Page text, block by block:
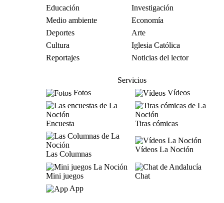
Educación
Investigación
Medio ambiente
Economía
Deportes
Arte
Cultura
Iglesia Católica
Reportajes
Noticias del lector
Servicios
Fotos
Vídeos
Encuesta Tiras cómicas
Las Columnas
Vídeos La Noción
Mini juegos
Chat
App